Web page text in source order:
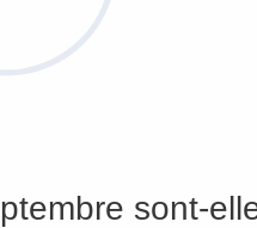
sont-